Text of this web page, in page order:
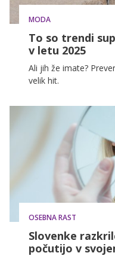
MODA
To so trendi
v letu 2025
Ali jih že imate?
velik hit.
OSEBNA RAST
Slovenke
počutijo v